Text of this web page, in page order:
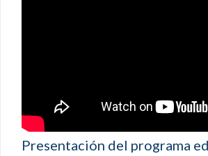
Presentación del programa